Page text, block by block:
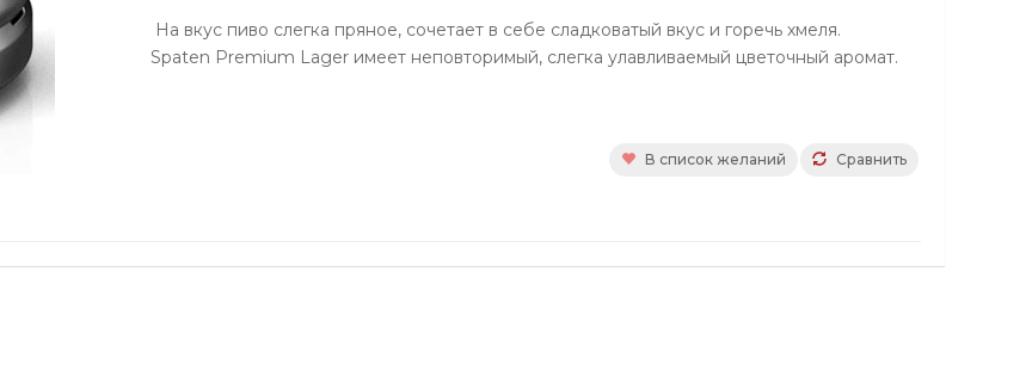
На вкус пиво слегка пряное, сочетает в себе сладковатый вкус и горечь хмеля.
Spaten Premium Lager имеет неповторимый, слегка улавливаемый цветочный аромат.
Сравнить
В список желаний